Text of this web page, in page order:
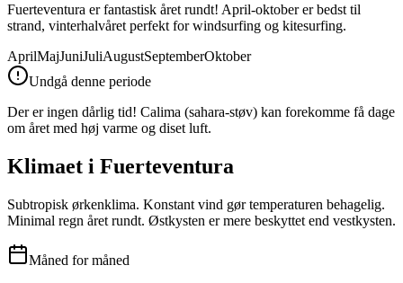
Fuerteventura er fantastisk året rundt! April-oktober er bedst til
strand, vinterhalvåret perfekt for windsurfing og kitesurfing.
AprilMajJuniJuliAugustSeptemberOktober
Undgå denne periode
Der er ingen dårlig tid! Calima (sahara-støv) kan forekomme få dage
om året med høj varme og diset luft.
Klimaet i Fuerteventura
Subtropisk ørkenklima. Konstant vind gør temperaturen behagelig.
Minimal regn året rundt. Østkysten er mere beskyttet end vestkysten.
Måned for måned